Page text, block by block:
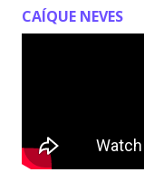
CAÍQUE NEVES